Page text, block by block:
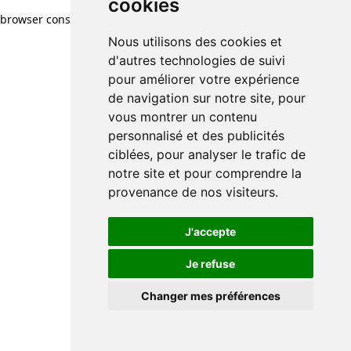
cookies
Nous utilisons des cookies et
d'autres technologies de suivi
pour améliorer votre expérience
de navigation sur notre site, pour
vous montrer un contenu
personnalisé et des publicités
ciblées, pour analyser le trafic de
notre site et pour comprendre la
provenance de nos visiteurs.
J'accepte
Je refuse
Changer mes préférences
browser console for more information)